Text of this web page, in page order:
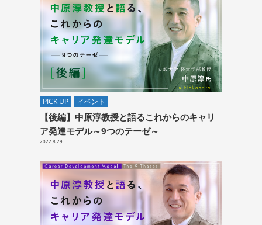
PICK UP イベント
【後編】中原淳教授と語るこれからのキャリ
ア発達モデル～9つのテーゼ～
2022.8.29